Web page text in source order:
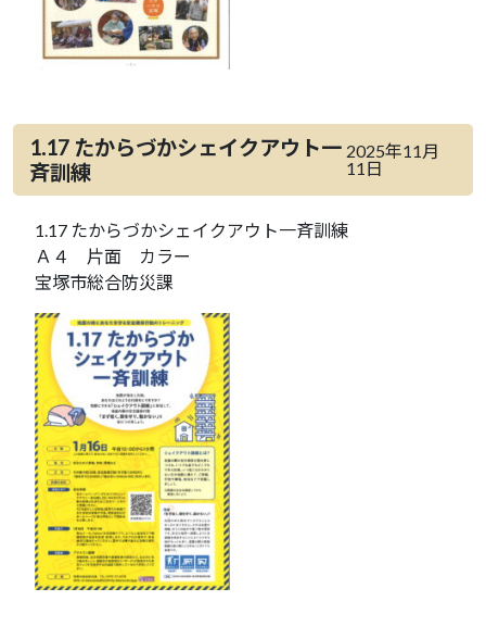
1.17 たからづかシェイクアウト一
斉訓練
2025年11月
11日
1.17 たからづかシェイクアウト一斉訓練
Ａ４ 片面 カラー
宝塚市総合防災課